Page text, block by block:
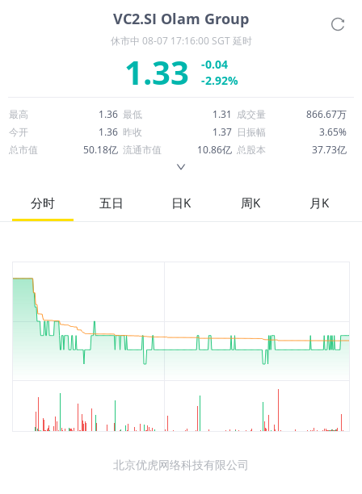
VC2.SI Olam Group
休市中 08-07 17:16:00 SGT 延时
1.33
-0.04
-2.92%
最高 1.36 最低 1.31 成交量
866.67万
今开
1.36 昨收 1.37 日振幅
3.65%
总市值
50.18亿 流通市值 10.86亿 总股本
37.73亿
52周最高
1.46 市盈率
12.34
股息
分时 五日 日K 周K 月K
北京优虎网络科技有限公司